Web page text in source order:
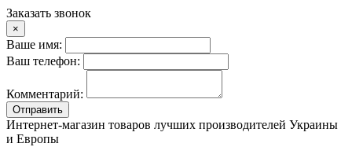
Заказать звонок
×
Ваше имя:
Ваш телефон:
Комментарий:
Отправить
Интернет-магазин товаров лучших производителей Украины
и Европы